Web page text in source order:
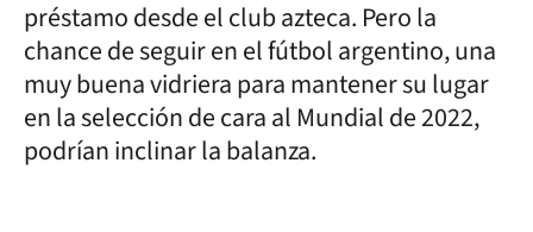
préstamo desde el club azteca. Pero la
chance de seguir en el fútbol argentino, una
muy buena vidriera para mantener su lugar
en la selección de cara al Mundial de 2022,
podrían inclinar la balanza.